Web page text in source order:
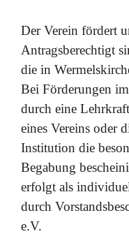
Der Verein fördert
Antragsberechtigt
die in
Bei Förderungen
durch eine Lehrkraft
eines Vereins oder
Institution die
Begabung
erfolgt als
durch
e.V.